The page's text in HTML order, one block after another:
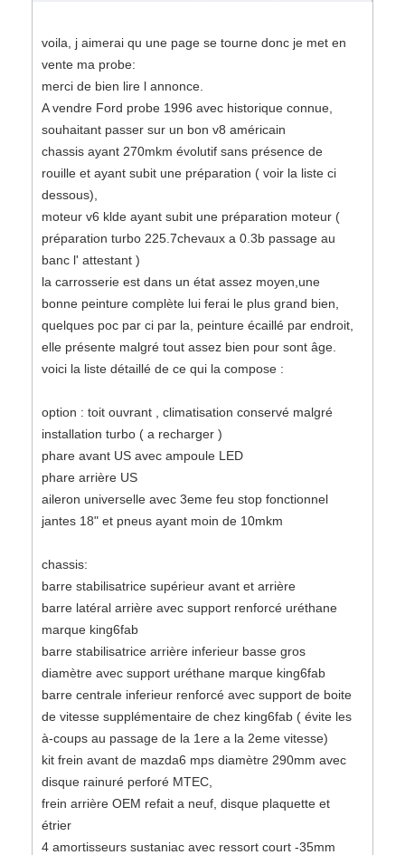
voila, j aimerai qu une page se tourne donc je met en
vente ma probe:
merci de bien lire l annonce.
A vendre Ford probe 1996 avec historique connue,
souhaitant passer sur un bon v8 américain
chassis ayant 270mkm évolutif sans présence de
rouille et ayant subit une préparation ( voir la liste ci
dessous),
moteur v6 klde ayant subit une préparation moteur (
préparation turbo 225.7chevaux a 0.3b passage au
banc l' attestant )
la carrosserie est dans un état assez moyen,une
bonne peinture complète lui ferai le plus grand bien,
quelques poc par ci par la, peinture écaillé par endroit,
elle présente malgré tout assez bien pour sont âge.
voici la liste détaillé de ce qui la compose :
option : toit ouvrant , climatisation conservé malgré
installation turbo ( a recharger )
phare avant US avec ampoule LED
phare arrière US
aileron universelle avec 3eme feu stop fonctionnel
jantes 18" et pneus ayant moin de 10mkm
chassis:
barre stabilisatrice supérieur avant et arrière
barre latéral arrière avec support renforcé uréthane
marque king6fab
barre stabilisatrice arrière inferieur basse gros
diamètre avec support uréthane marque king6fab
barre centrale inferieur renforcé avec support de boite
de vitesse supplémentaire de chez king6fab ( évite les
à-coups au passage de la 1ere a la 2eme vitesse)
kit frein avant de mazda6 mps diamètre 290mm avec
disque rainuré perforé MTEC,
frein arrière OEM refait a neuf, disque plaquette et
étrier
4 amortisseurs sustaniac avec ressort court -35mm